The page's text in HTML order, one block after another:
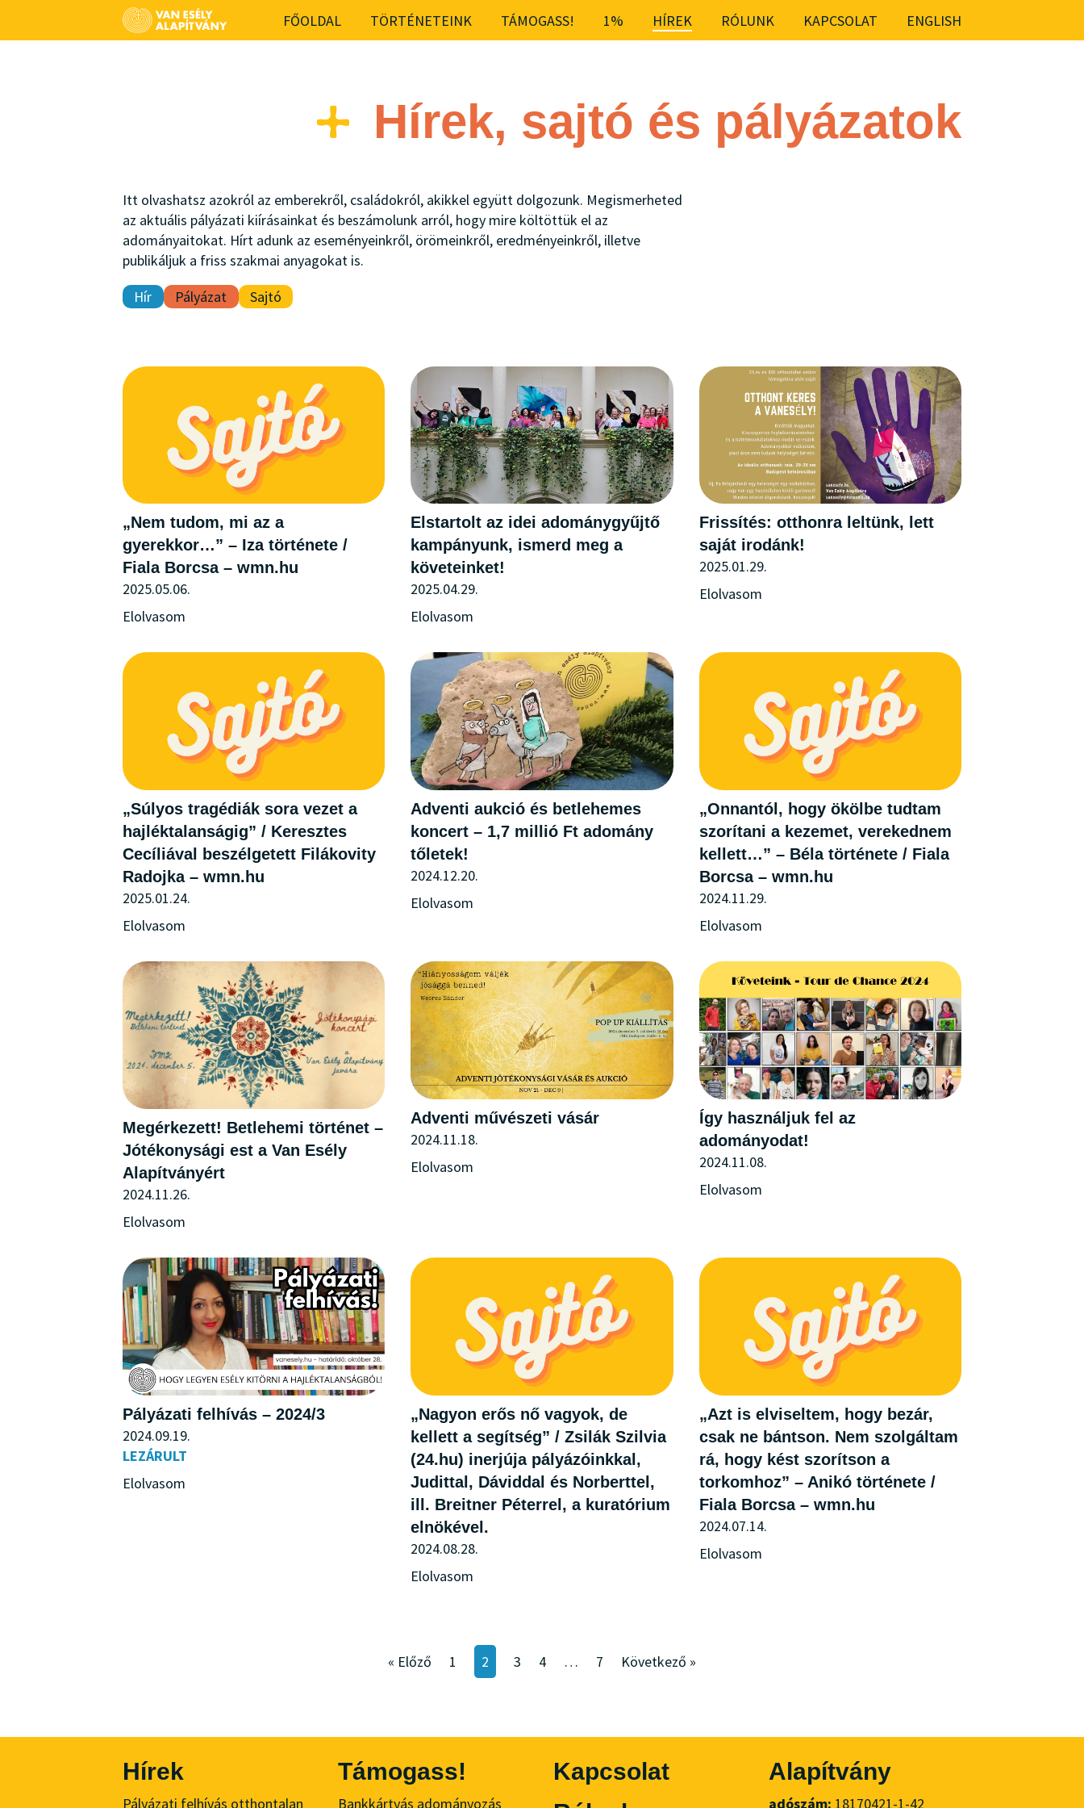
FŐOLDAL TÖRTÉNETEINK TÁMOGASS! 1% HÍREK RÓLUNK KAPCSOLAT ENGLISH
Hírek, sajtó és pályázatok
Itt olvashatsz azokról az emberekről, családokról, akikkel együtt dolgozunk. Megismerheted
az aktuális pályázati kiírásainkat és beszámolunk arról, hogy mire költöttük el az
adományaitokat. Hírt adunk az eseményeinkről, örömeinkről, eredményeinkről, illetve
publikáljuk a friss szakmai anyagokat is.
Hír
Pályázat Sajtó
„Nem tudom, mi az a
gyerekkor…” – Iza története /
Fiala Borcsa – wmn.hu
2025.05.06.
Elolvasom
Elstartolt az idei adománygyűjtő
kampányunk, ismerd meg a
követeinket!
2025.04.29.
Elolvasom
Frissítés: otthonra leltünk, lett
saját irodánk!
2025.01.29.
Elolvasom
„Súlyos tragédiák sora vezet a
hajléktalanságig” / Keresztes
Cecíliával beszélgetett Filákovity
Radojka – wmn.hu
2025.01.24.
Elolvasom
Adventi aukció és betlehemes
koncert – 1,7 millió Ft adomány
tőletek!
2024.12.20.
Elolvasom
„Onnantól, hogy ökölbe tudtam
szorítani a kezemet, verekednem
kellett…” – Béla története / Fiala
Borcsa – wmn.hu
2024.11.29.
Elolvasom
Megérkezett! Betlehemi történet –
Jótékonysági est a Van Esély
Alapítványért
2024.11.26.
Elolvasom
Adventi művészeti vásár
2024.11.18.
Elolvasom
Így használjuk fel az
adományodat!
2024.11.08.
Elolvasom
Pályázati felhívás – 2024/3
2024.09.19.
LEZÁRULT
Elolvasom
„Nagyon erős nő vagyok, de
kellett a segítség” / Zsilák Szilvia
(24.hu) inerjúja pályázóinkkal,
Judittal, Dáviddal és Norberttel,
ill. Breitner Péterrel, a kuratórium
elnökével.
2024.08.28.
Elolvasom
„Azt is elviseltem, hogy bezár,
csak ne bántson. Nem szolgáltam
rá, hogy kést szorítson a
torkomhoz” – Anikó története /
Fiala Borcsa – wmn.hu
2024.07.14.
Elolvasom
« Előző 1 2 3 4 … 7 Következő »
Hírek
Pályázati felhívás otthontalan
Támogass!
Bankkártyás adományozás
Kapcsolat
Alapítvány
adószám: 18170421-1-42